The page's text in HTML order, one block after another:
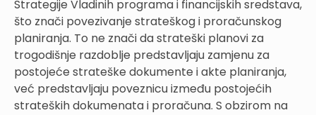
Strategije Vladinih programa i financijskih sredstava,
što znači povezivanje strateškog i proračunskog
planiranja. To ne znači da strateški planovi za
trogodišnje razdoblje predstavljaju zamjenu za
postojeće strateške dokumente i akte planiranja,
već predstavljaju poveznicu između postojećih
strateških dokumenata i proračuna. S obzirom na